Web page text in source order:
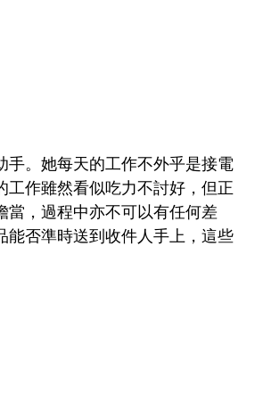
手。她每天的工作不外乎是接電
作雖然看似吃力不討好，但正
當，過程中亦不可以有任何差
能否準時送到收件人手上，這些